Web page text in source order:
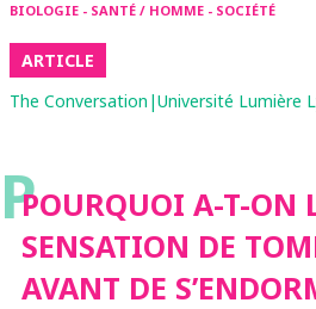
BIOLOGIE - SANTÉ / HOMME - SOCIÉTÉ
ARTICLE
The Conversation|Université Lumière
PPOURQUOI A-T-ON
SENSATION DE
AVANT DE